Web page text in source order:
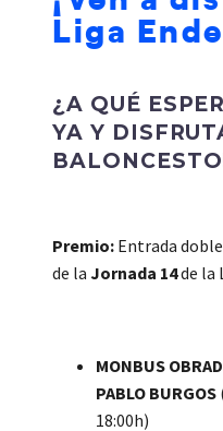
Liga
¿A QUÉ
YA Y
Premio: Entrada
de la Jornada 14de la
MONBUS
PABLO BURGOS
18:00h)